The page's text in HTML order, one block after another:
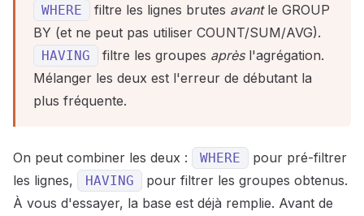
WHERE filtre les lignes brutes avantle GROUP
BY (et ne peut pas utiliser COUNT/SUM/AVG).
HAVING filtre les groupes aprèsl'agrégation.
Mélanger les deux est l'erreur de débutant la
plus fréquente.
On peut combiner les deux : WHERE
pour pré-filtrer
les lignes,
HAVING
pour filtrer les groupes obtenus.
À vous d'essayer, la base est déjà remplie. Avant de